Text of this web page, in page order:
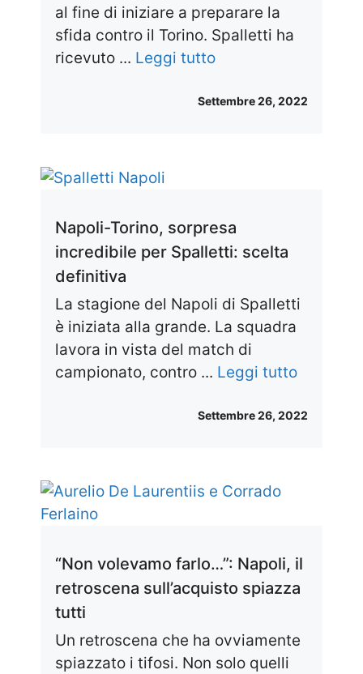
al fine di iniziare a preparare la
sfida contro il Torino. Spalletti ha
ricevuto ... Leggi tutto
Settembre 26, 2022
Napoli-Torino, sorpresa
incredibile per Spalletti: scelta
definitiva
La stagione del Napoli di Spalletti
è iniziata alla grande. La squadra
lavora in vista del match di
campionato, contro ... Leggi tutto
Settembre 26, 2022
“Non volevamo farlo…”: Napoli, il
retroscena sull’acquisto spiazza
tutti
Un retroscena che ha ovviamente
spiazzato i tifosi. Non solo quelli